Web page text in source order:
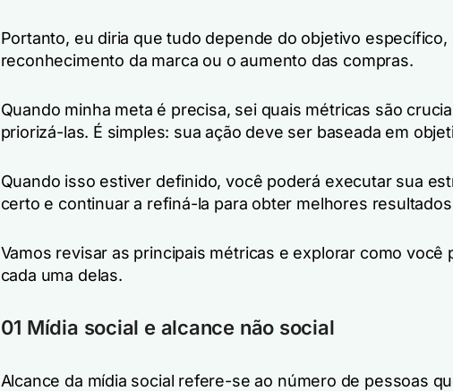
Portanto, eu diria que tudo depende do objetivo específico,
reconhecimento da marca ou o aumento das compras.
Quando minha meta é precisa, sei quais métricas são
priorizá-las. É simples: sua ação deve ser baseada em
Quando isso estiver definido, você poderá executar sua
certo e continuar a refiná-la para obter melhores
Vamos revisar as principais métricas e explorar como você
cada uma delas.
01 Mídia social e alcance não social
Alcance da mídia social refere-se ao número de pessoas